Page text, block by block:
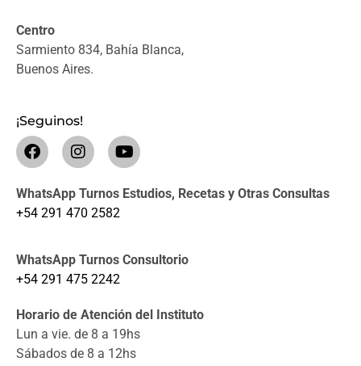
Centro
Sarmiento 834, Bahía Blanca,
Buenos Aires.
¡Seguinos!
WhatsApp Turnos Estudios, Recetas y Otras Consultas
+54 291 470 2582
WhatsApp Turnos Consultorio
+54 291 475 2242
Horario de Atención del Instituto
Lun a vie. de 8 a 19hs
Sábados de 8 a 12hs